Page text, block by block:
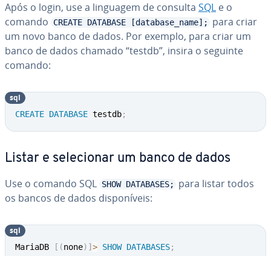
Após o login, use a linguagem de consulta SQL e o
comando
CREATE DATABASE [database_name];
para criar
um novo banco de dados. Por exemplo, para criar um
banco de dados chamado “testdb”, insira o seguinte
comando:
CREATE DATABASE testdb;
sql
Listar e se­le­ci­o­nar um banco de dados
Use o comando SQL SHOW DATABASES;
para listar todos
os bancos de dados dis­po­ní­veis:
MariaDB [ (none) ] > SHOW DATABASES;
sql